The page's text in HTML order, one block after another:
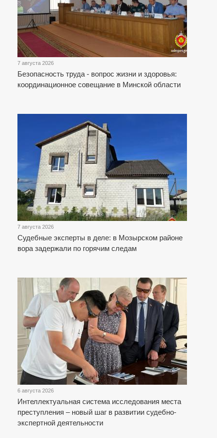
7 августа 2026
Безопасность труда - вопрос жизни и здоровья:
координационное совещание в Минской области
7 августа 2026
Судебные эксперты в деле: в Мозырском районе
вора задержали по горячим следам
6 августа 2026
Интеллектуальная система исследования места
преступления – новый шаг в развитии судебно-
экспертной деятельности